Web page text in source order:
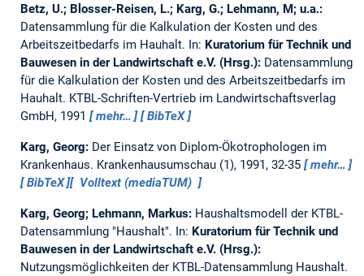
Betz, U.; Blosser-Reisen, L.; Karg, G.; Lehmann, M; u.a.:
Datensammlung für die Kalkulation der Kosten und des
Arbeitszeitbedarfs im Hauhalt. In: Kuratorium für Technik und
Bauwesen in der Landwirtschaft e.V. (Hrsg.): Datensammlung
für die Kalkulation der Kosten und des Arbeitszeitbedarfs im
Hauhalt. KTBL-Schriften-Vertrieb im Landwirtschaftsverlag
GmbH, 1991
mehr… BibTeX
Karg, Georg: Der Einsatz von Diplom-Ökotrophologen im
Krankenhaus. Krankenhausumschau (1), 1991, 32-35
mehr…
BibTeX
Volltext (mediaTUM)
Karg, Georg; Lehmann, Markus: Haushaltsmodell der KTBL-
Datensammlung "Haushalt". In: Kuratorium für Technik und
Bauwesen in der Landwirtschaft e.V. (Hrsg.):
Nutzungsmöglichkeiten der KTBL-Datensammlung Haushalt.